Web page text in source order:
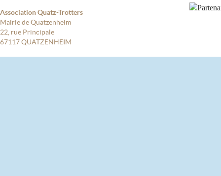
Association Quatz-Trotters
Mairie de Quatzenheim
22, rue Principale
67117 QUATZENHEIM